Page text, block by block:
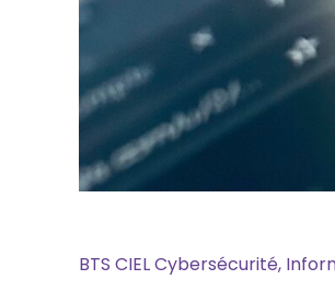
BTS CIEL Cybersécurité,